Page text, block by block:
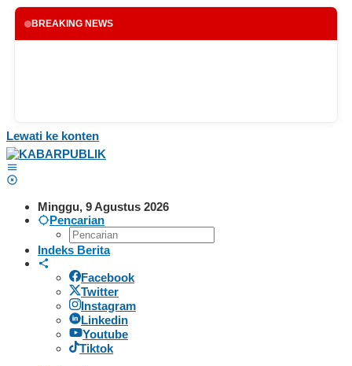
BREAKING NEWS
Lewati ke konten
Minggu, 9 Agustus 2026
Pencarian
Indeks Berita
Facebook
Twitter
Instagram
Linkedin
Youtube
Tiktok